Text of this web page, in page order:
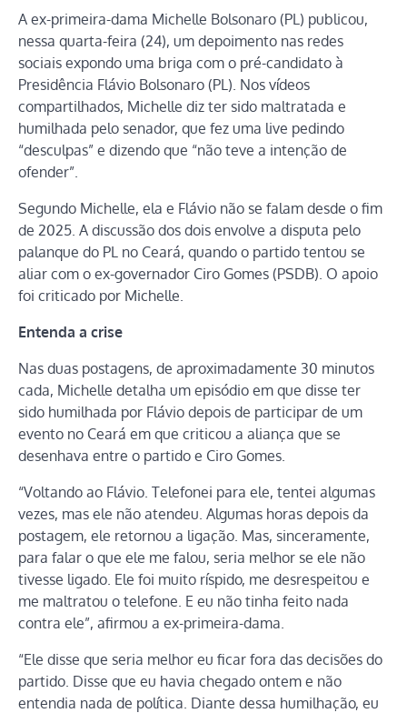
A ex-primeira-dama Michelle Bolsonaro (PL) publicou,
nessa quarta-feira (24), um depoimento nas redes
sociais expondo uma briga com o pré-candidato à
Presidência Flávio Bolsonaro (PL). Nos vídeos
compartilhados, Michelle diz ter sido maltratada e
humilhada pelo senador, que fez uma live pedindo
“desculpas” e dizendo que “não teve a intenção de
ofender”.
Segundo Michelle, ela e Flávio não se falam desde o fim
de 2025. A discussão dos dois envolve a disputa pelo
palanque do PL no Ceará, quando o partido tentou se
aliar com o ex-governador Ciro Gomes (PSDB). O apoio
foi criticado por Michelle.
Entenda a crise
Nas duas postagens, de aproximadamente 30 minutos
cada, Michelle detalha um episódio em que disse ter
sido humilhada por Flávio depois de participar de um
evento no Ceará em que criticou a aliança que se
desenhava entre o partido e Ciro Gomes.
“Voltando ao Flávio. Telefonei para ele, tentei algumas
vezes, mas ele não atendeu. Algumas horas depois da
postagem, ele retornou a ligação. Mas, sinceramente,
para falar o que ele me falou, seria melhor se ele não
tivesse ligado. Ele foi muito ríspido, me desrespeitou e
me maltratou o telefone. E eu não tinha feito nada
contra ele”, afirmou a ex-primeira-dama.
“Ele disse que seria melhor eu ficar fora das decisões do
partido. Disse que eu havia chegado ontem e não
entendia nada de política. Diante dessa humilhação, eu